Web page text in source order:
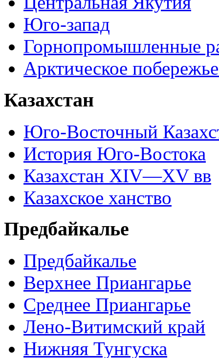
Юго-запад
Горнопромышленные
Арктическое
Казахстан
Юго-Восточный
История Юго-Востока
Казахстан XIV—XV вв
Казахское ханство
Предбайкалье
Предбайкалье
Верхнее Приангарье
Среднее Приангарье
Лено-Витимский край
Нижняя Тунгуска